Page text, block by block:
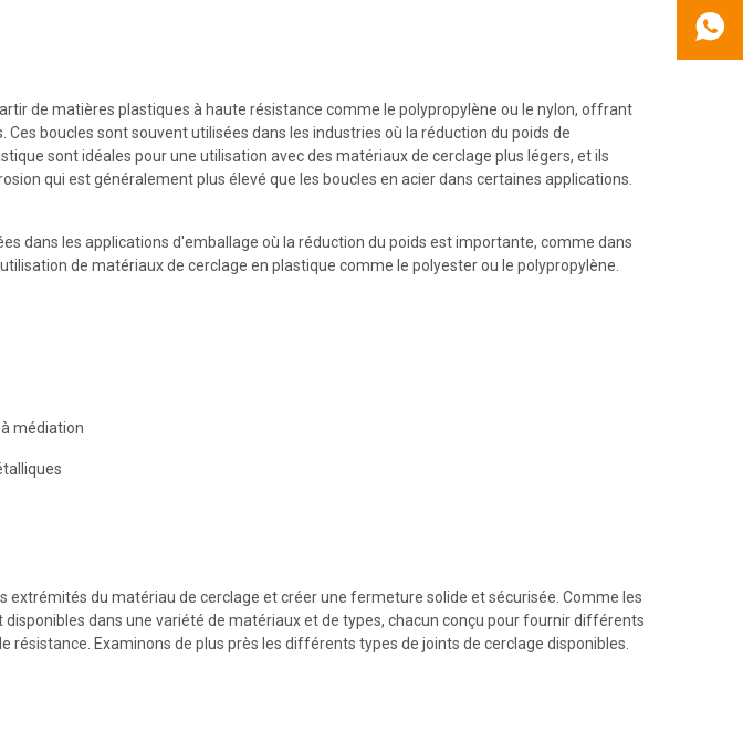
de matières plastiques à haute résistance comme le polypropylène ou le nylon, offrant
boucles sont souvent utilisées dans les industries où la réduction du poids de
sont idéales pour une utilisation avec des matériaux de cerclage plus légers, et ils
qui est généralement plus élevé que les boucles en acier dans certaines applications.
dans les applications d'emballage où la réduction du poids est importante, comme dans
de matériaux de cerclage en plastique comme le polyester ou le polypropylène.
médiation
extrémités du matériau de cerclage et créer une fermeture solide et sécurisée. Comme les
disponibles dans une variété de matériaux et de types, chacun conçu pour fournir différents
résistance. Examinons de plus près les différents types de joints de cerclage disponibles.